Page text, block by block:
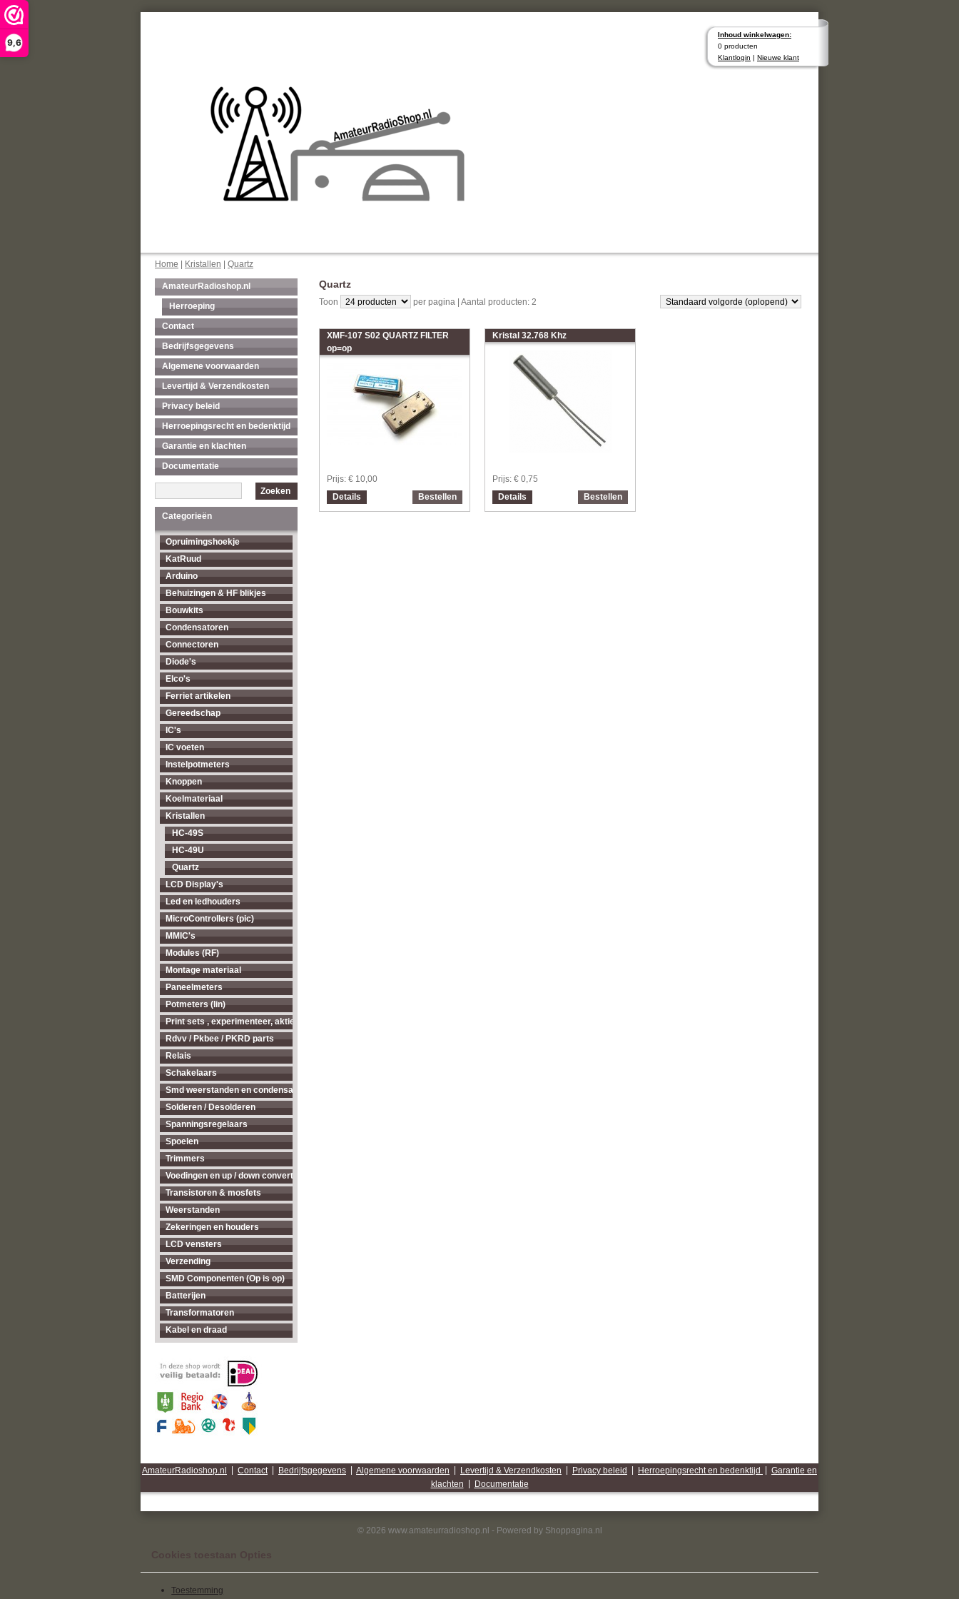
9,6
Inhoud winkelwagen:
0 producten
Klantlogin | Nieuwe klant
Home Kristallen Quartz
AmateurRadioshop.nl
Herroeping
Contact
Bedrijfsgegevens
Algemene voorwaarden
Levertijd & Verzendkosten
Privacy beleid
Herroepingsrecht en bedenktijd
Garantie en klachten
Documentatie
Zoeken
Categorieën
Opruimingshoekje
KatRuud
Arduino
Behuizingen & HF blikjes
Bouwkits
Condensatoren
Connectoren
Diode's
Elco's
Ferriet artikelen
Gereedschap
IC's
IC voeten
Instelpotmeters
Knoppen
Koelmateriaal
Kristallen
HC-49S
HC-49U
Quartz
LCD Display's
Led en ledhouders
MicroControllers (pic)
MMIC's
Modules (RF)
Montage materiaal
Paneelmeters
Potmeters (lin)
Print sets , experimenteer, aktieve antenne's enz...
Rdvv / Pkbee / PKRD parts
Relais
Schakelaars
Smd weerstanden en condensatoren
Solderen / Desolderen
Spanningsregelaars
Spoelen
Trimmers
Voedingen en up / down converters
Transistoren & mosfets
Weerstanden
Zekeringen en houders
LCD vensters
Verzending
SMD Componenten (Op is op)
Batterijen
Transformatoren
Kabel en draad
Quartz
Toon per pagina | Aantal producten: 2
XMF-107 S02 QUARTZ FILTER
op=op
Prijs: € 10,00
Details
Bestellen
Kristal 32.768 Khz
Prijs: € 0,75
Details
Bestellen
AmateurRadioshop.nl Contact Bedrijfsgegevens Algemene voorwaarden Levertijd & Verzendkosten Privacy beleid Herroepingsrecht en bedenktijd
Garantie en
klachten
Documentatie
© 2026 www.amateurradioshop.nl - Powered by Shoppagina.nl
Cookies toestaan Opties
Toestemming